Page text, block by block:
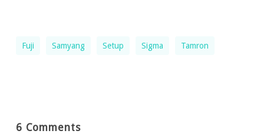
Fuji Samyang Setup Sigma Tamron
6 Comments